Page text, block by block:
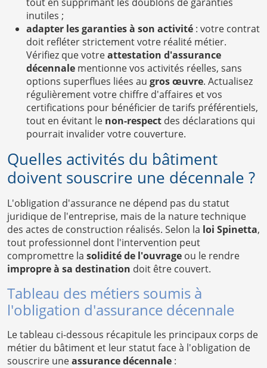
inutiles ;
adapter les garanties à son activité : votre contrat
doit refléter strictement votre réalité métier.
Vérifiez que votreattestation d'assurance
décennale mentionne vos activités réelles, sans
options superflues liées au gros œuvre. Actualisez
régulièrement votre chiffre d'affaires et vos
certifications pour bénéficier de tarifs préférentiels,
tout en évitant le non-respect des déclarations qui
pourrait invalider votre couverture.
Quelles activités du bâtiment
doivent souscrire une décennale ?
L'obligation d'assurance ne dépend pas du statut
juridique de l'entreprise, mais de la nature technique
des actes de construction réalisés. Selon la loi Spinetta,
tout professionnel dont l'intervention peut
compromettre la solidité de l'ouvrage ou le rendre
impropre à sa destination doit être couvert.
Tableau des métiers soumis à
l'obligation d'assurance décennale
Le tableau ci-dessous récapitule les principaux corps de
métier du bâtiment et leur statut face à l'obligation de
souscrire uneassurance décennale :